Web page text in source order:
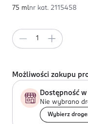
75 mlnr kat. 2115458
Możliwości zakupu
Dostępność
Nie wybrano
Wybierz